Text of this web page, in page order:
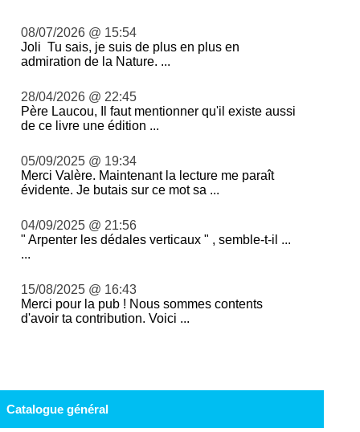
08/07/2026 @ 15:54
Joli Tu sais, je suis de plus en plus en
admiration de la Nature. ...
28/04/2026 @ 22:45
Père Laucou, Il faut mentionner qu'il existe aussi
de ce livre une édition ...
05/09/2025 @ 19:34
Merci Valère. Maintenant la lecture me paraît
évidente. Je butais sur ce mot sa ...
04/09/2025 @ 21:56
" Arpenter les dédales verticaux " , semble-t-il ...
...
15/08/2025 @ 16:43
Merci pour la pub ! Nous sommes contents
d'avoir ta contribution. Voici ...
Catalogue général